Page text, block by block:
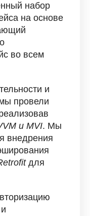
набор
на основе
во всем
и
провели
и MVI. Мы
внедрения
для